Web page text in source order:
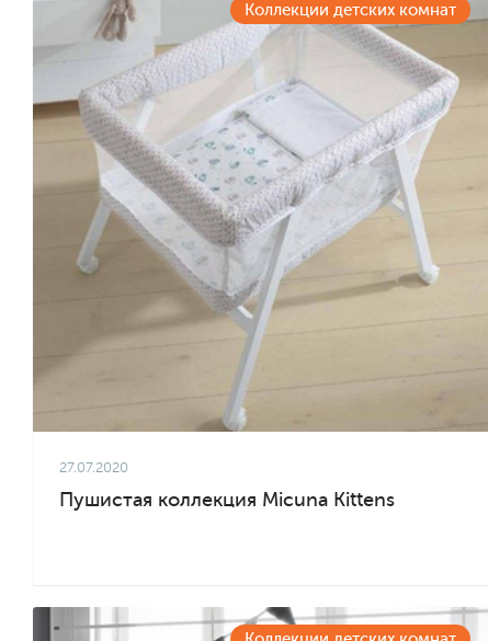
Коллекции детских комнат
27.07.2020
Пушистая коллекция Micuna Kittens